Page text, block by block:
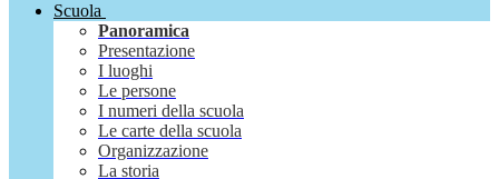
Scuola
Panoramica
Presentazione
I luoghi
Le persone
I numeri della scuola
Le carte della scuola
Organizzazione
La storia